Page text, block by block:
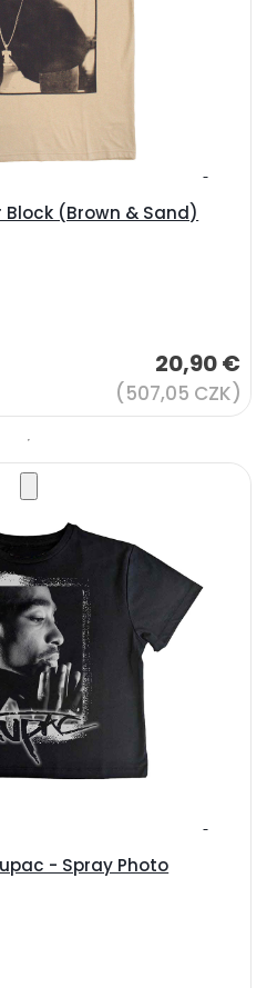
(Brown & Sand)
20,90 €
(507,05 CZK)
- Spray Photo